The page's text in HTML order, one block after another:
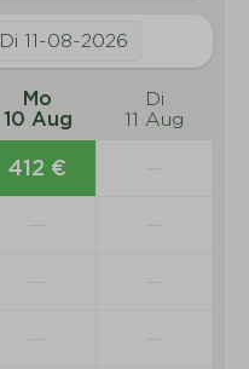
Di 11-08-2026
Mo
10 Aug
Di
11 Aug
412 €